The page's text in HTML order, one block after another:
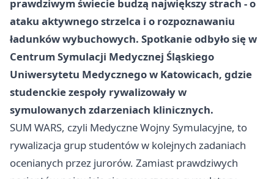
prawdziwym świecie budzą największy strach - o
ataku aktywnego strzelca i o rozpoznawaniu
ładunków wybuchowych. Spotkanie odbyło się w
Centrum Symulacji Medycznej Śląskiego
Uniwersytetu Medycznego w Katowicach, gdzie
studenckie zespoły rywalizowały w
symulowanych zdarzeniach klinicznych.
SUM WARS, czyli Medyczne Wojny Symulacyjne, to
rywalizacja grup studentów w kolejnych zadaniach
ocenianych przez jurorów. Zamiast prawdziwych